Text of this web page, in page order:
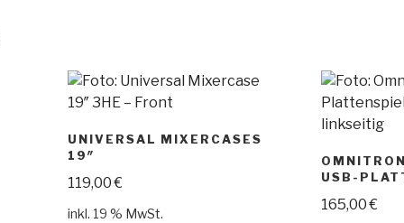
UNIVERSAL MIXERCASES
19″
119,00€
inkl. 19 % MwSt.
USB-
165,00€